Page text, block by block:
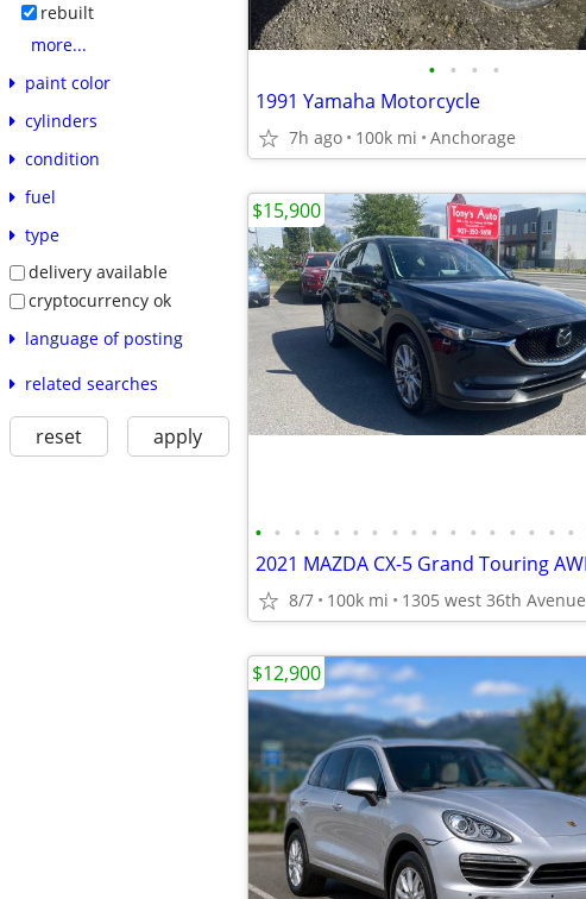
rebuilt
more...
paint color
cylinders
condition
fuel
type
delivery available
cryptocurrency ok
language of posting
related searches
reset apply
• • • •
1991 Yamaha Motorcycle
7h ago 100k mi Anchorage
• • • • • • • • • • • • • • • • •
8/7 100k mi 1305 west 36th Avenue
$15,900
$12,900